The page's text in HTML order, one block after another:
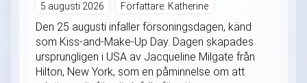
5 augusti 2026 Författare: Katherine
Den 25 augusti infaller försoningsdagen, känd
som Kiss-and-Make-Up Day. Dagen skapades
ursprungligen i USA av Jacqueline Milgate från
Hilton, New York, som en påminnelse om att